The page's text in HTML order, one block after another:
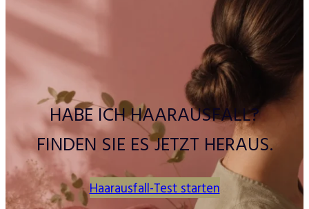
HABE ICH HAARAUSFALL?
FINDEN SIE ES JETZT HERAUS.
Haarausfall-Test starten